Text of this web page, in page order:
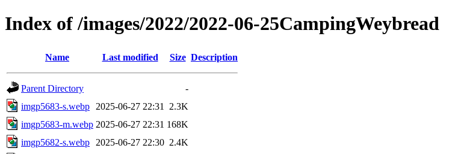
Index of /images/2022/2022-06-25CampingWeybread
Name Last modified Size Description
Parent Directory
-
imgp5683-s.webp
2025-06-27 22:31
2.3K
imgp5683-m.webp 2025-06-27 22:31 168K
imgp5682-s.webp
2025-06-27 22:30 2.4K